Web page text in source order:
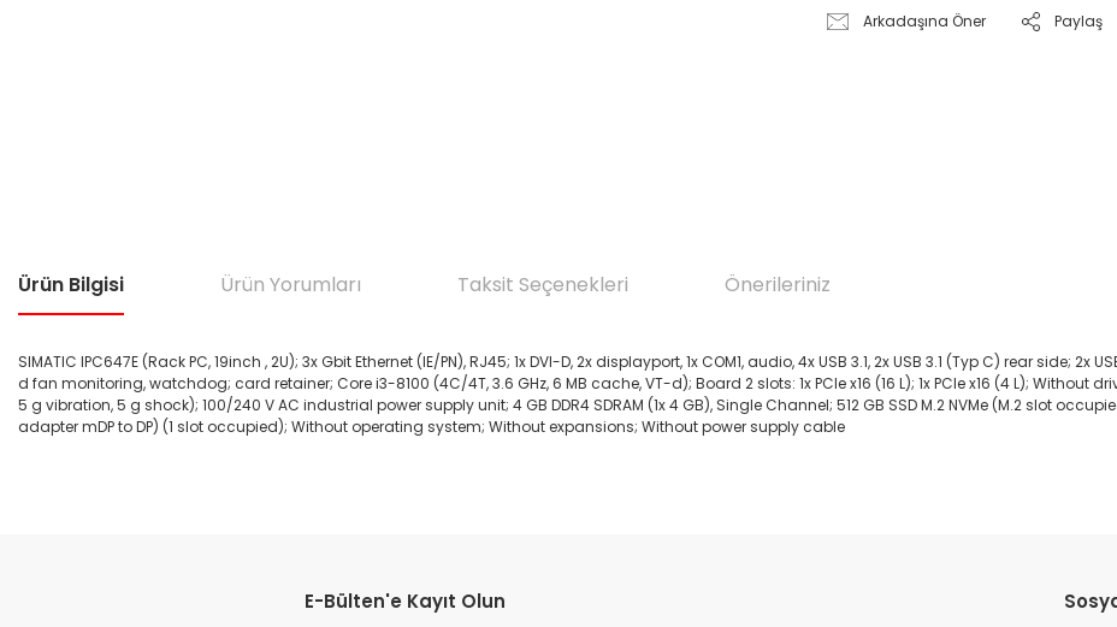
Arkadaşına Öner Paylaş
Ürün Bilgisi Ürün Yorumları Taksit Seçenekleri Önerileriniz
SIMATIC IPC647E (Rack PC, 19inch , 2U); 3x Gbit Ethernet (IE/PN), RJ45; 1x DVI-D, 2x displayport, 1x COM1, audio, 4x USB 3.1, 2x USB 3.1 (Typ C) rear side;
d fan monitoring, watchdog; card retainer; Core i3-8100 (4C/4T, 3.6 GHz, 6 MB cache, VT-d); Board 2 slots: 1x PCIe x16 (16 L); 1x PCIe x16 (4 L);
5 g vibration, 5 g shock); 100/240 V AC industrial power supply unit; 4 GB DDR4 SDRAM (1x 4 GB), Single Channel; 512 GB SSD M.2 NVMe (M.2 slot
adapter mDP to DP) (1 slot occupied); Without operating system; Without expansions; Without power supply cable
Ürün resmi kalitesiz, bozuk veya görüntülenemiyor.
E-Bülten'e Kayıt Olun